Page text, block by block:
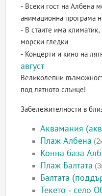
- Всеки гост на Албена
анимационна програма
- В стаите има
морски гледки
- Концерти и кино на
август
Великолепни
под лятното слънце!
Забележителности в
Аквамания
Плаж Албена
Конна база
Плаж Балтата
Балтата
Текето - село